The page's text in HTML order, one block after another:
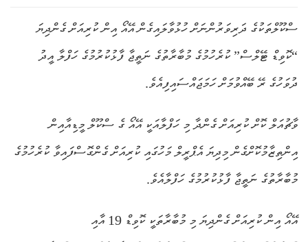
ސްކޫލްތަކުގެ ދަރިވަރުންނަށް ހުޅުވާލައިގެން އޭއޯ އިން ކުރިއަށް ގެންދިޔަ
“ކޮވިޑް ޓޭލްސް” ކުރެހުމުގެ މުބާރާތުގެ ނަތީޖާ ފާޅުކުރުމުގެ ހަފްލާ އީދު
ދުވަހުގެ ރޭ ބޭއްވުމަށް ހަމަޖައްސައިފިއެވެ.
ވާޗުއަލް ކޮށް ކުރިއަށް ގެންދާ މި ހަފްލާއަކީ އޭއޯ ގެ ސްކޫލް މީޑިއާއިން
އިންތިޒާމުކޮށްގެން މިދިޔަ އެޕްރީލް މަހުގައި ކުރިއަށް ގެންގޮސްފައިވާ ކުރެހުމުގެ
މުބާރާތުގެ ނަތީޖާ ފާޅުކުރުމުގެ ހަފްލާއެވެ.
އޭއޯ އިން ކުރިއަށް ގެންދިޔަ މި މުބާރާތަކީ ކޮވިޑް 19 އާއި